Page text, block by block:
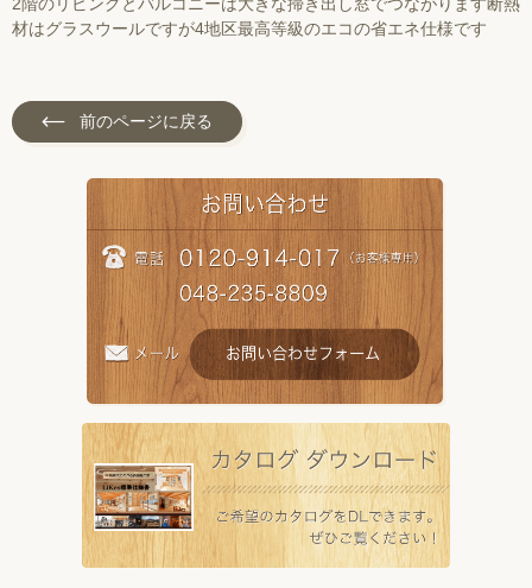
材はグラスウールですが4地区最高等級のエコの省エネ仕様です
前のページに戻る